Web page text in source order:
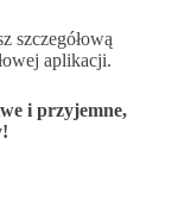
szczegółową
aplikacji.
i przyjemne,